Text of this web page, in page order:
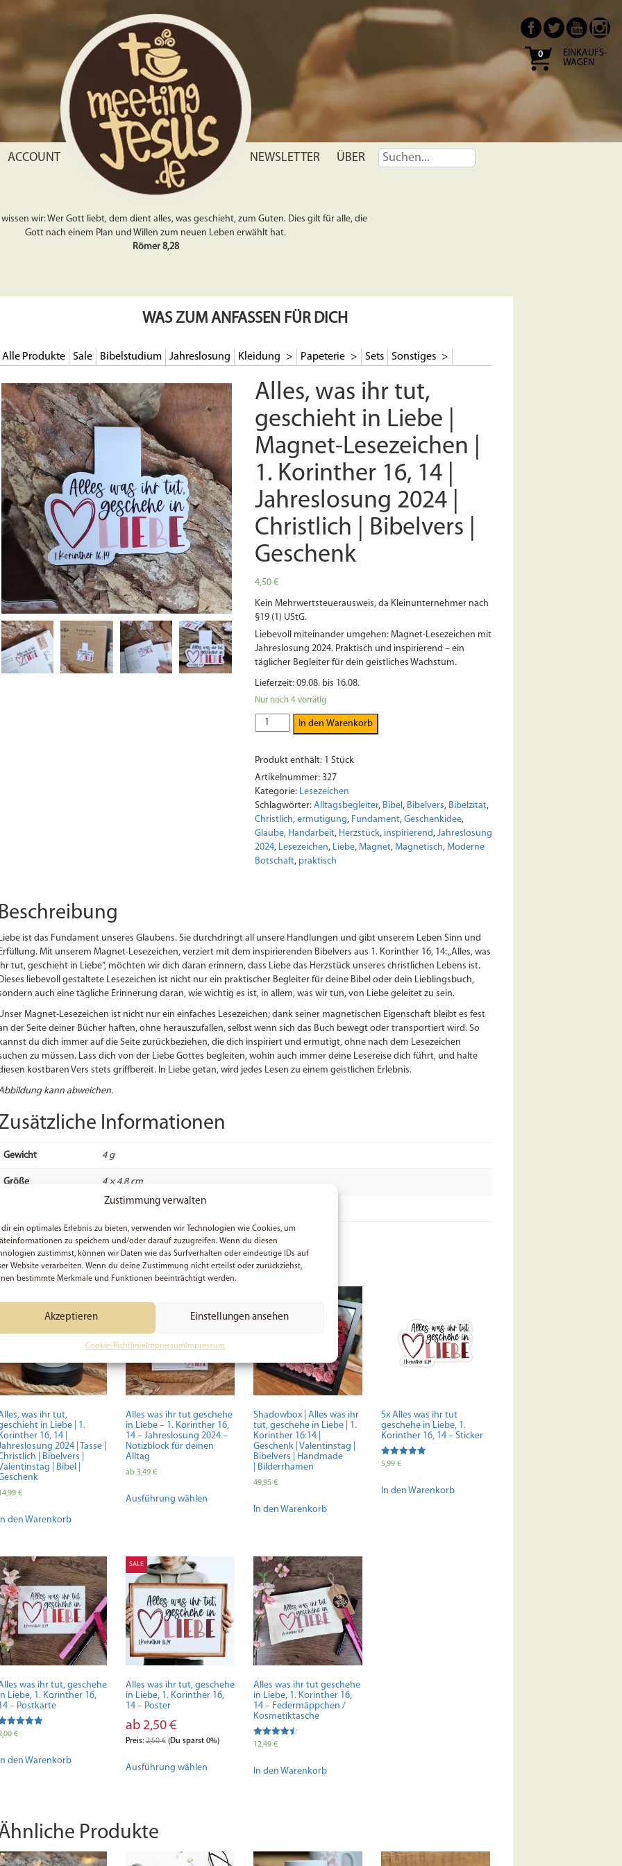
Zustimmung verwalten
dir ein optimales Erlebnis zu bieten, verwenden wir Technologien wie Cookies, um
zu speichern und/oder darauf zuzugreifen. Wenn du diesen
zustimmst, können wir Daten wie das Surfverhalten oder eindeutige IDs auf
Website verarbeiten. Wenn du deine Zustimmung nicht erteilst oder zurückziehst,
bestimmte Merkmale und Funktionen beeinträchtigt werden.
Akzeptieren Einstellungen ansehen
Cookie-Richtlinie Impressum Impressum
0
EINKAUFS-
WAGEN
ACCOUNT NEWSLETTER ÜBER
wissen wir: Wer Gott liebt, dem dient alles, was geschieht, zum Guten. Dies gilt für alle, die
Gott nach einem Plan und Willen zum neuen Leben erwählt hat.
Römer 8,28
WAS ZUM ANFASSEN FÜR DICH
Alle Produkte Sale Bibelstudium Jahreslosung Kleidung Papeterie Sets Sonstiges
Alles, was ihr tut,
geschieht in Liebe |
Magnet-Lesezeichen |
1. Korinther 16, 14 |
Jahreslosung 2024 |
Christlich | Bibelvers |
Geschenk
4,50 €
Kein Mehrwertsteuerausweis, da Kleinunternehmer nach
§19 (1) UStG.
Liebevoll miteinander umgehen: Magnet-Lesezeichen mit
Jahreslosung 2024. Praktisch und inspirierend – ein
täglicher Begleiter für dein geistliches Wachstum.
Lieferzeit: 09.08. bis 16.08.
Nur noch 4 vorrätig
Alles,
was
tut,
geschieht
in
Liebe
|
Magnet-
Lesezeichen
|
Jahreslosung
2024
|
Christlich
|
Bibelvers
|
Geschenk
Menge
In den Warenkorb
Produkt enthält: 1 Stück
Artikelnummer: 327
Kategorie: Lesezeichen
Schlagwörter: Alltagsbegleiter, Bibel, Bibelvers, Bibelzitat,
Christlich, ermutigung, Fundament, Geschenkidee,
Glaube, Handarbeit, Herzstück, inspirierend, Jahreslosung
2024, Lesezeichen, Liebe, Magnet, Magnetisch, Moderne
Botschaft, praktisch
Beschreibung
ist das Fundament unseres Glaubens. Sie durchdringt all unsere Handlungen und gibt unserem Leben Sinn und
Mit unserem Magnet-Lesezeichen, verziert mit dem inspirierenden Bibelvers aus 1. Korinther 16, 14: „Alles, was
tut, geschieht in Liebe“, möchten wir dich daran erinnern, dass Liebe das Herzstück unseres christlichen Lebens ist.
liebevoll gestaltete Lesezeichen ist nicht nur ein praktischer Begleiter für deine Bibel oder dein Lieblingsbuch,
auch eine tägliche Erinnerung daran, wie wichtig es ist, in allem, was wir tun, von Liebe geleitet zu sein.
Magnet-Lesezeichen ist nicht nur ein einfaches Lesezeichen; dank seiner magnetischen Eigenschaft bleibt es fest
der Seite deiner Bücher haften, ohne herauszufallen, selbst wenn sich das Buch bewegt oder transportiert wird. So
du dich immer auf die Seite zurückbeziehen, die dich inspiriert und ermutigt, ohne nach dem Lesezeichen
zu müssen. Lass dich von der Liebe Gottes begleiten, wohin auch immer deine Lesereise dich führt, und halte
kostbaren Vers stets griffbereit. In Liebe getan, wird jedes Lesen zu einem geistlichen Erlebnis.
kann abweichen.
Informationen
Gewicht 4 g
Größe 4 × 4,8 cm
Laminierfolie, Magnetfolie, Vinyl
könnte dir auch gefallen …
was ihr tut,
in Liebe | 1.
16, 14 |
2024 | Tasse |
| Bibelvers |
| Bibel |
€
den Warenkorb
Alles was ihr tut geschehe
in Liebe – 1. Korinther 16,
14 – Jahreslosung 2024 –
Notizblock für deinen
Alltag
ab 3,49 €
Ausführung wählenProdukt
Optionen
können
auf
der
Produktseite
gewählt
Shadowbox | Alles was ihr
tut, geschehe in Liebe | 1.
Korinther 16:14 |
Geschenk | Valentinstag |
Bibelvers | Handmade
| Bilderrhamen
49,95 €
In den Warenkorb
5x Alles was ihr tut
geschehe in Liebe, 1.
Korinther 16, 14 – Sticker
Bewertet mit
5,99 €
In den Warenkorb
was ihr tut, geschehe
Liebe, 1. Korinther 16,
– Postkarte
mit
€
den Warenkorb
SALE
Alles was ihr tut, geschehe
in Liebe, 1. Korinther 16,
14 – Poster
ab 2,50 €
Preis:2,50€(Du sparst 0%)
Ausführung wählenProdukt
Optionen
Alles was ihr tut geschehe
in Liebe, 1. Korinther 16,
14 – Federmäppchen /
Kosmetiktasche
Bewertet
von 5
12,49 €
In den Warenkorb
Produkte